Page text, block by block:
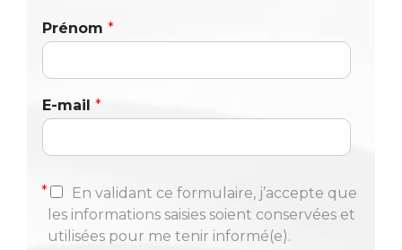
Prénom *
E-mail *
*
En validant ce formulaire, j’accepte que
les informations saisies soient conservées et
utilisées pour me tenir informé(e).